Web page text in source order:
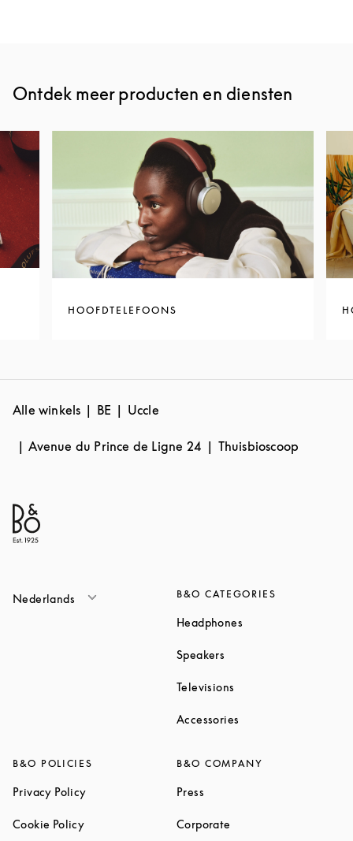
Ontdek meer producten en diensten
HOOFDTELEFOONS
Alle winkels BE Uccle
Avenue du Prince de Ligne 24 Thuisbioscoop
Nederlands B&O CATEGORIES
Headphones
Speakers
Televisions
Accessories
B&O POLICIES
Privacy PolicyLink Opens in New Tab
Cookie PolicyLink Opens in New Tab
B&O COMPANY
Press
Corporate